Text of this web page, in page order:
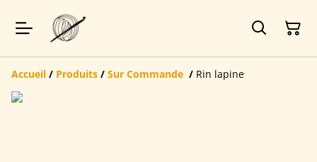
Accueil / Produits / Sur Commande / Rin lapine